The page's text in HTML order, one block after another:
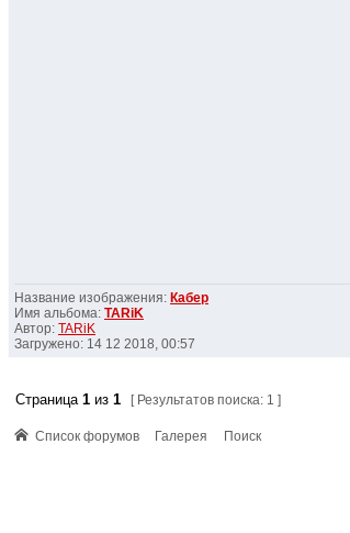
Название изображения: Кабер
Имя альбома: TARiK
Автор: TARiK
Загружено: 14 12 2018, 00:57
Страница 1из 1 [ Результатов поиска: 1 ]
Список форумов Галерея Поиск